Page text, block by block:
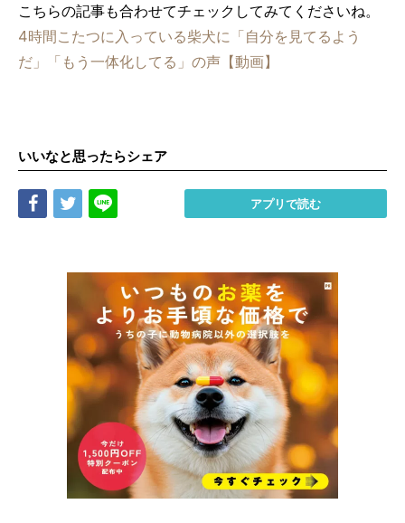
こちらの記事も合わせてチェックしてみてくださいね。
4時間こたつに入っている柴犬に「自分を見てるよう
だ」「もう一体化してる」の声【動画】
いいなと思ったらシェア
Share Tweet アプリで読む